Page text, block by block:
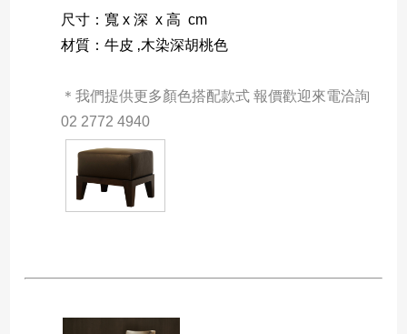
尺寸：寬 x 深  x 高  cm
材質：牛皮 ‚木染深胡桃色
＊我們提供更多顏色搭配款式 報價歡迎來電洽詢
02 2772 4940